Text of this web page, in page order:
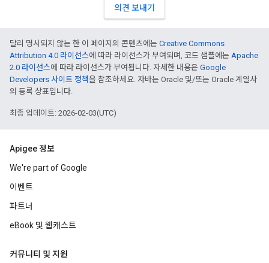
의견 보내기
달리 명시되지 않는 한 이 페이지의 콘텐츠에는 Creative Commons
Attribution 4.0 라이선스에 따라 라이선스가 부여되며, 코드 샘플에는 Apache
2.0 라이선스에 따라 라이선스가 부여됩니다. 자세한 내용은 Google
Developers 사이트 정책을 참조하세요. 자바는 Oracle 및/또는 Oracle 계열사
의 등록 상표입니다.
최종 업데이트: 2026-02-03(UTC)
Apigee 정보
We're part of Google
이벤트
파트너
eBook 및 웹캐스트
커뮤니티 및 지원